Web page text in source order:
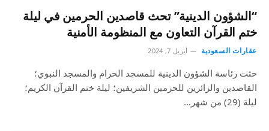
“الشؤون الدينية” تحث قاصدين الحرمين في ليلة
ختم القرآن التعاون مع المنظومة الأمنية
عقارات السعودية أبريل 7, 2024
حثت رئاسة الشؤون الدينية للمسجد الحرام والمسجد النبوي؛
القاصدين والزائرين للحرمين الشريفين؛ ليلة ختم القرآن الكريم؛
ليلة (29) من شهر…